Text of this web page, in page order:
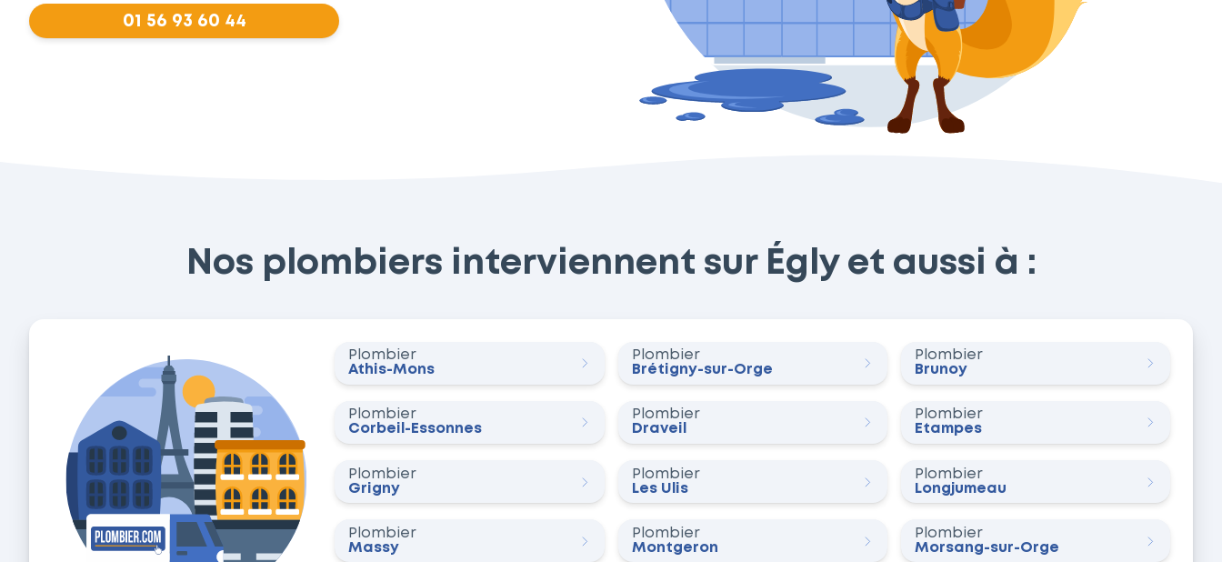
01 56 93 60 44
Nos plombiers interviennent sur Égly et aussi à :
Plombier
Athis-Mons
Plombier
Brétigny-sur-Orge
Plombier
Brunoy
Plombier
Corbeil-Essonnes
Plombier
Draveil
Plombier
Étampes
Plombier
Grigny
Plombier
Les Ulis
Plombier
Longjumeau
Plombier
Massy
Plombier
Montgeron
Plombier
Morsang-sur-Orge